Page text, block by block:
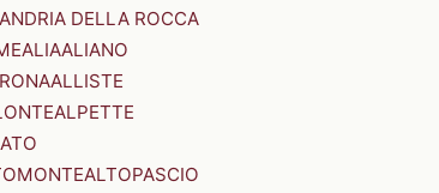
DELLA ROCCA
ALIAALIANO
ALLISTE
ALPETTE
ALTOPASCIO